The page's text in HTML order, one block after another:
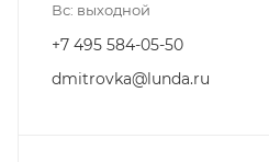
Вс: выходной
+7 495 584-05-50
dmitrovka@lunda.ru